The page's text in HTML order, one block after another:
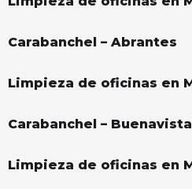
Carabanchel – Abrantes
Limpieza de oficinas en
Carabanchel – Buenavista
Limpieza de oficinas en